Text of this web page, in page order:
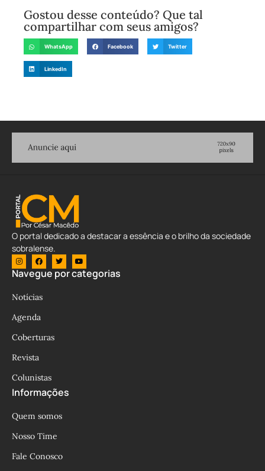
Gostou desse conteúdo? Que tal
compartilhar com seus amigos?
WhatsApp Facebook Twitter
LinkedIn
O portal dedicado a destacar a essência e o brilho da sociedade
sobralense.
Navegue por categorias
Notícias
Agenda
Coberturas
Revista
Colunistas
Informações
Quem somos
Nosso Time
Fale Conosco